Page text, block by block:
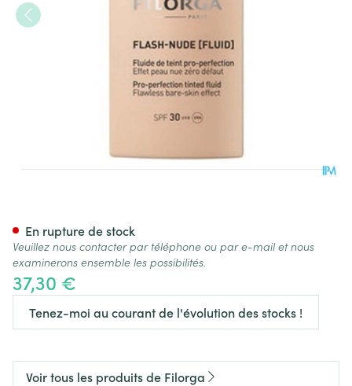
37,30 €
Tenez-moi au courant de l'évolution des stocks !
En rupture de stock
Veuillez nous contacter par téléphone ou par e-mail et nous
examinerons ensemble les possibilités.
Voir tous les produits de Filorga